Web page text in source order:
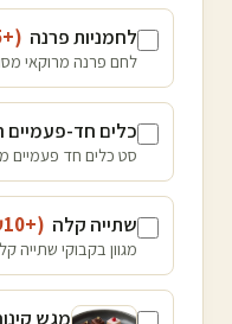
לחמניות פרנה (+₪
לחם פרנה מרוקאי
כלים חד-פעמיים
סט כלים חד פעמיים
שתייה קלה (+₪
10
מגוון בקבוקי שתייה
מגש קינוחים